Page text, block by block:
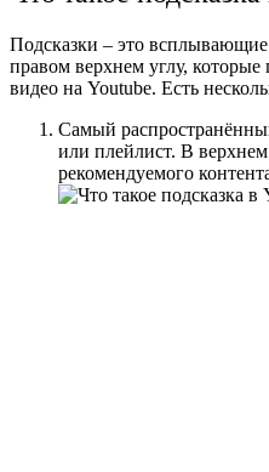
Подсказки – это
правом верхнем углу,
видео на Youtube. Есть
Самый
или плейлист. В
рекомендуемого